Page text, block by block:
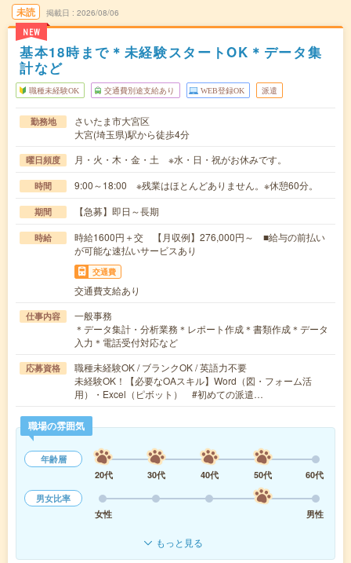
未読
NEW
掲載日 2026/08/06
基本18時まで＊未経験スタートOK＊データ集
計など
職種未経験OK 交通費別途支給あり WEB登録OK 派遣
勤務地
さいたま市大宮区
大宮(埼玉県)駅から徒歩4分
曜日頻度 月・火・木・金・土 ※水・日・祝がお休みです。
時間 9:00～18:00 ※残業はほとんどありません。※休憩60分。
期間 【急募】即日～長期
時給
時給1600円＋交 【月収例】276,000円～ ■給与の前払い
が可能な速払いサービスあり
交通費
交通費支給あり
仕事内容
一般事務
＊データ集計・分析業務＊レポート作成＊書類作成＊データ
入力＊電話受付対応など
応募資格
職種未経験OK / ブランクOK / 英語力不要
未経験OK！【必要なOAスキル】Word（図・フォーム活
用）・Excel（ピボット） #初めての派遣…
職場の雰囲気
年齢層
20代
30代 40代 50代
60代
男女比率
女性
男性
もっと見る